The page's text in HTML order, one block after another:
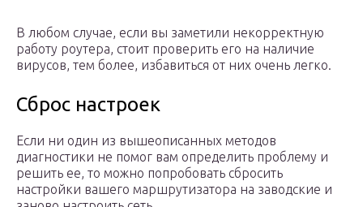
В любом случае, если вы заметили некорректную
работу роутера, стоит проверить его на наличие
вирусов, тем более, избавиться от них очень легко.
Сброс настроек
Если ни один из вышеописанных методов
диагностики не помог вам определить проблему и
решить ее, то можно попробовать сбросить
настройки вашего маршрутизатора на заводские и